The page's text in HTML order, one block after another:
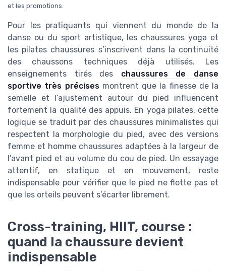
et les promotions.
Pour les pratiquants qui viennent du monde de la
danse ou du sport artistique, les chaussures yoga et
les pilates chaussures s’inscrivent dans la continuité
des chaussons techniques déjà utilisés. Les
enseignements tirés des chaussures de danse
sportive très précisesmontrent que la finesse de la
semelle et l’ajustement autour du pied influencent
fortement la qualité des appuis. En yoga pilates, cette
logique se traduit par des chaussures minimalistes qui
respectent la morphologie du pied, avec des versions
femme et homme chaussures adaptées à la largeur de
l’avant pied et au volume du cou de pied. Un essayage
attentif, en statique et en mouvement, reste
indispensable pour vérifier que le pied ne flotte pas et
que les orteils peuvent s’écarter librement.
Cross-training, HIIT, course :
quand la chaussure devient
indispensable